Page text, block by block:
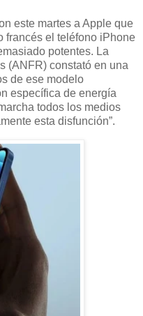
este martes a Apple que
francés el teléfono iPhone
potentes. La
(ANFR) constató en una
de ese modelo
específica de energía
todos los medios
esta disfunción”.